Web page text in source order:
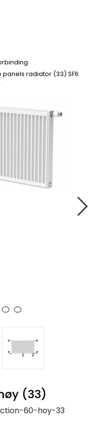
panels radiator (33) SF6
(33)
60-hoy-33